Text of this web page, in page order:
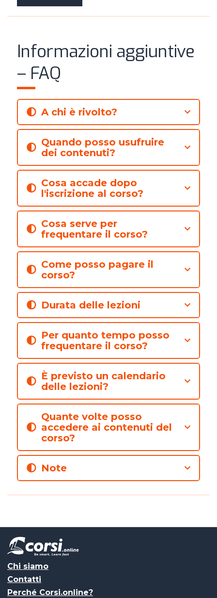
Informazioni aggiuntive
– FAQ
A chi è rivolto?
Quando posso usufruire
dei contenuti?
Cosa accade dopo
l'iscrizione al corso?
Cosa serve per
frequentare il corso?
Come posso pagare il
corso?
Durata delle lezioni
Per quanto tempo posso
frequentare il corso?
È previsto un calendario
delle lezioni?
Quante volte posso
accedere ai contenuti del
corso?
Note
Chi siamo
Contatti
Perché Corsi.online?